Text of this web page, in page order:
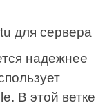
для сервера
надежнее
В этой ветке